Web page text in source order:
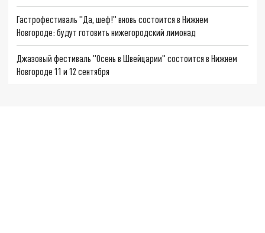
Гастрофестиваль "Да, шеф!" вновь состоится в Нижнем
Новгороде: будут готовить нижегородский лимонад
Джазовый фестиваль "Осень в Швейцарии" состоится в Нижнем
Новгороде 11 и 12 сентября